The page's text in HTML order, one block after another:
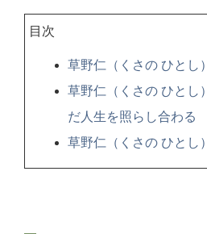
目次
草野仁（くさの ひとし
草野仁（くさの ひとし
だ人生を照らし合わる
草野仁（くさの ひとし